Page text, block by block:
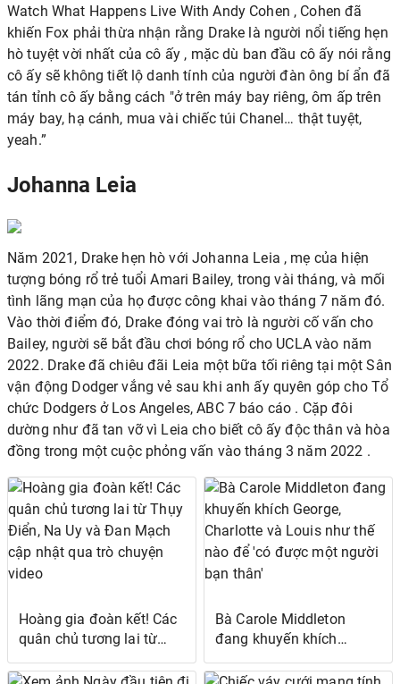
Watch What Happens Live With Andy Cohen , Cohen đã
khiến Fox phải thừa nhận rằng Drake là người nổi tiếng hẹn
hò tuyệt vời nhất của cô ấy , mặc dù ban đầu cô ấy nói rằng
cô ấy sẽ không tiết lộ danh tính của người đàn ông bí ẩn đã
tán tỉnh cô ấy bằng cách "ở trên máy bay riêng, ôm ấp trên
máy bay, hạ cánh, mua vài chiếc túi Chanel… thật tuyệt,
yeah.”
Johanna Leia
Năm 2021, Drake hẹn hò với Johanna Leia , mẹ của hiện
tượng bóng rổ trẻ tuổi Amari Bailey, trong vài tháng, và mối
tình lãng mạn của họ được công khai vào tháng 7 năm đó.
Vào thời điểm đó, Drake đóng vai trò là người cố vấn cho
Bailey, người sẽ bắt đầu chơi bóng rổ cho UCLA vào năm
2022. Drake đã chiêu đãi Leia một bữa tối riêng tại một Sân
vận động Dodger vắng vẻ sau khi anh ấy quyên góp cho Tổ
chức Dodgers ở Los Angeles, ABC 7 báo cáo . Cặp đôi
dường như đã tan vỡ vì Leia cho biết cô ấy độc thân và hòa
đồng trong một cuộc phỏng vấn vào tháng 3 năm 2022 .
Hoàng gia đoàn kết! Các
quân chủ tương lai từ
Thụy Điển, Na Uy và Đan
Mạch cập nhật qua trò
Bà Carole Middleton
đang khuyến khích
George, Charlotte và
Louis như thế nào để 'có